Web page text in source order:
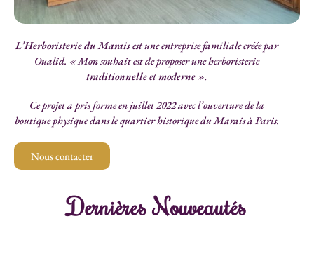
L’Herboristerie du Maraisest une entreprise familiale créée par
Oualid. « Mon souhait est de proposer une herboristerie
traditionnelleetmoderne ».
Ce projet a pris forme en juillet 2022 avec l’ouverture de la
boutique physique dans le quartier historique du Marais à Paris.
Nous contacter
Dernières Nouveautés